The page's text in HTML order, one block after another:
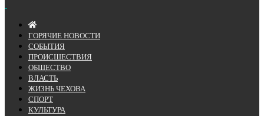
ГОРЯЧИЕ НОВОСТИ
СОБЫТИЯ
ПРОИСШЕСТВИЯ
ОБЩЕСТВО
ВЛАСТЬ
ЖИЗНЬ ЧЕХОВА
СПОРТ
КУЛЬТУРА